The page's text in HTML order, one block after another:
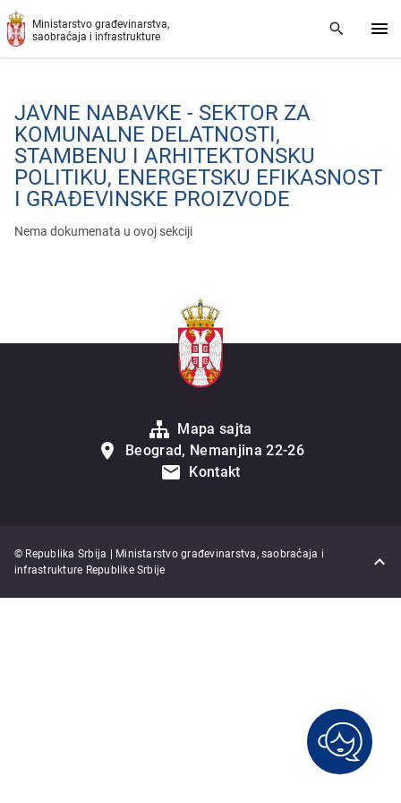
Preskoči na glavni deo sadržaja
Ministarstvo građevinarstva,
saobraćaja i infrastrukture
JAVNE NABAVKE - SEKTOR ZA
KOMUNALNE DELATNOSTI,
STAMBENU I ARHITEKTONSKU
POLITIKU, ENERGETSKU EFIKASNOST
I GRAĐEVINSKE PROIZVODE
Nema dokumenata u ovoj sekciji
Mapa sajta
Beograd, Nemanjina 22-26
Kontakt
© Republika Srbija | Ministarstvo građevinarstva, saobraćaja i
infrastrukture Republike Srbije